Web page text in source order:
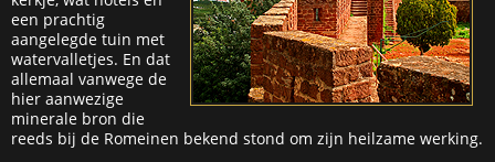
een prachtig
aangelegde tuin met
watervalletjes. En dat
allemaal vanwege de
hier aanwezige
minerale bron die
reeds bij de Romeinen bekend stond om zijn heilzame werking.